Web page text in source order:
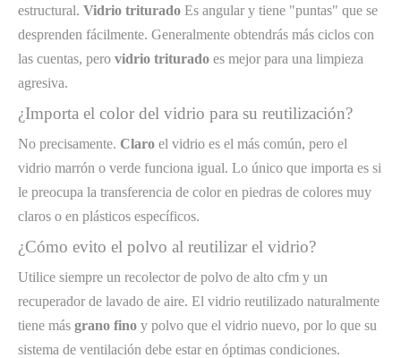
estructural. Vidrio triturado Es angular y tiene "puntas" que se
desprenden fácilmente. Generalmente obtendrás más ciclos con
las cuentas, pero vidrio triturado es mejor para una limpieza
agresiva.
¿Importa el color del vidrio para su reutilización?
No precisamente. Claro el vidrio es el más común, pero el
vidrio marrón o verde funciona igual. Lo único que importa es si
le preocupa la transferencia de color en piedras de colores muy
claros o en plásticos específicos.
¿Cómo evito el polvo al reutilizar el vidrio?
Utilice siempre un recolector de polvo de alto cfm y un
recuperador de lavado de aire. El vidrio reutilizado naturalmente
tiene más grano fino y polvo que el vidrio nuevo, por lo que su
sistema de ventilación debe estar en óptimas condiciones.